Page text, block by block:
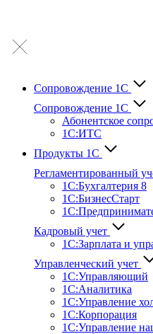
Сопровождение 1С
Сопровождение 1С
Абонентское
1С:ИТС
Продукты 1С
Регламентированный
1C:Бухгалтерия 8
1С:БизнесСтарт
Кадровый учет
1С:Зарплата и
Управленческий учет
1С:Управляющий
1С:Аналитика
1С:Управление
1С:Корпорация
1С:Управление